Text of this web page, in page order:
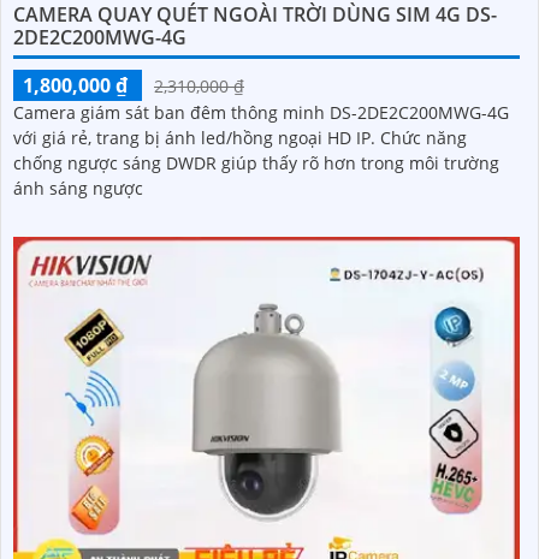
CAMERA QUAY QUÉT NGOÀI TRỜI DÙNG SIM 4G DS-
2DE2C200MWG-4G
1,800,000 ₫
2,310,000 ₫
Camera giám sát ban đêm thông minh DS-2DE2C200MWG-4G
với giá rẻ, trang bị ánh led/hồng ngoại HD IP. Chức năng
chống ngược sáng DWDR giúp thấy rõ hơn trong môi trường
ánh sáng ngược